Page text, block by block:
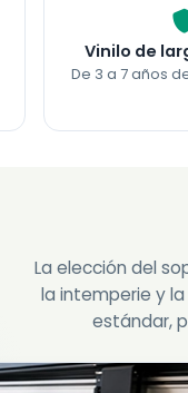
Vinilo de
De 3 a 7 años
La elección del
la intemperie y
estándar,